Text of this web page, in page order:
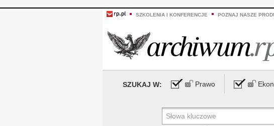
SZKOLENIA I KONFERENCJE POZNAJ NASZE
SZUKAJ W: Prawo